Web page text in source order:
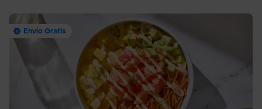
Envío Gratis